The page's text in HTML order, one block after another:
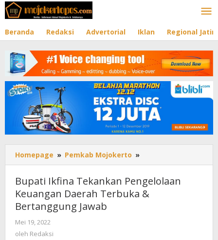
Lewati
ke
Beranda Redaksi Advertorial Iklan Regional Jatim
Homepage » Pemkab Mojokerto »
Ikfina
Tekankan
Pengelolaan
Keuangan
Bupati Ikfina Tekankan Pengelolaan
Keuangan Daerah Terbuka &
Bertanggung Jawab
Mei 19, 2022
oleh Redaksi